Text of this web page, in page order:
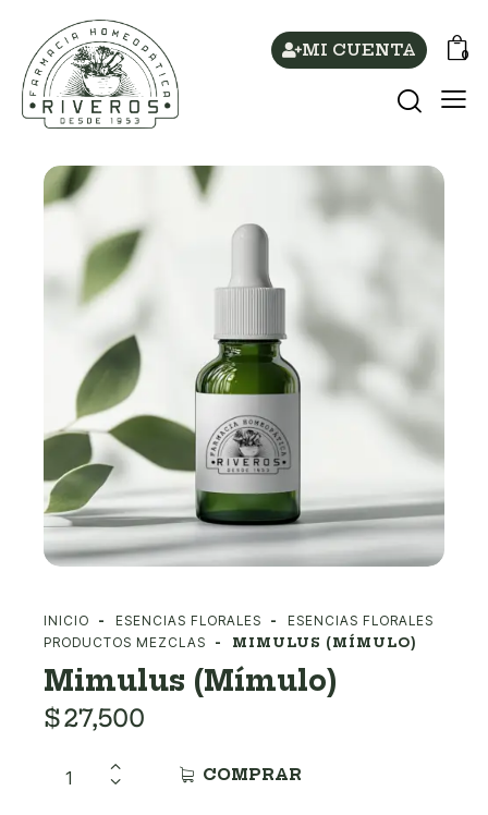
MI CUENTA 0
INICIO ESENCIAS FLORALES
ESENCIAS FLORALES
PRODUCTOS MEZCLAS
MIMULUS (MÍMULO)
Mimulus (Mímulo)
$27,500
COMPRAR